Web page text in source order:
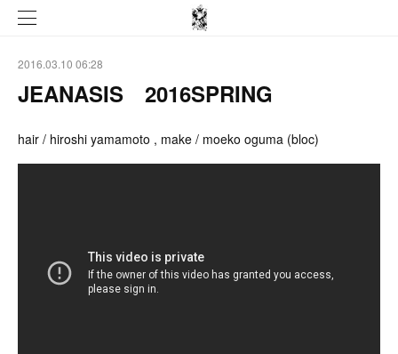
2016.03.10 06:28
JEANASIS 2016SPRING
hair / hiroshi yamamoto , make / moeko oguma (bloc)